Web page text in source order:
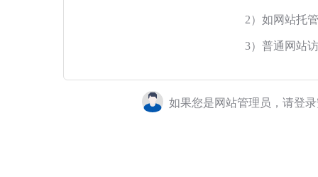
2）如网站托
3）普通网站
如果您是网站管理员，请登